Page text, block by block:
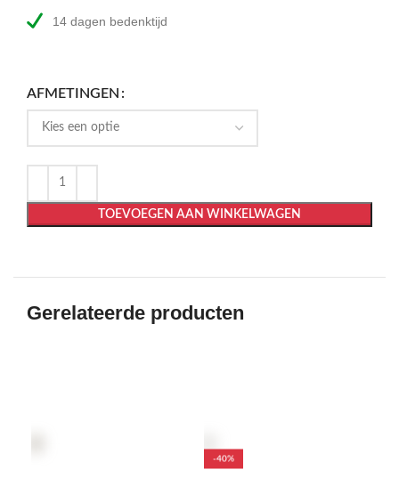
14 dagen bedenktijd
AFMETINGEN
TOEVOEGEN AAN WINKELWAGEN
Gerelateerde producten
-40%